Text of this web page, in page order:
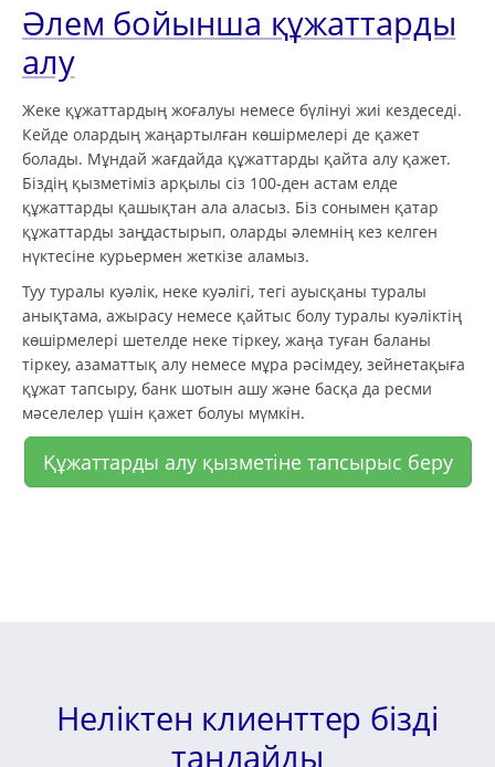
Әлем бойынша құжаттарды
алу
Жеке құжаттардың жоғалуы немесе бүлінуі жиі кездеседі.
Кейде олардың жаңартылған көшірмелері де қажет
болады. Мұндай жағдайда құжаттарды қайта алу қажет.
Біздің қызметіміз арқылы сіз 100-ден астам елде
құжаттарды қашықтан ала аласыз. Біз сонымен қатар
құжаттарды заңдастырып, оларды әлемнің кез келген
нүктесіне курьермен жеткізе аламыз.
Туу туралы куәлік, неке куәлігі, тегі ауысқаны туралы
анықтама, ажырасу немесе қайтыс болу туралы куәліктің
көшірмелері шетелде неке тіркеу, жаңа туған баланы
тіркеу, азаматтық алу немесе мұра рәсімдеу, зейнетақыға
құжат тапсыру, банк шотын ашу және басқа да ресми
мәселелер үшін қажет болуы мүмкін.
Құжаттарды алу қызметіне тапсырыс беру
Неліктен клиенттер бізді
таңдайды